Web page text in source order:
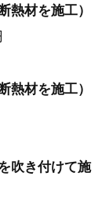
熱材を施工）
熱材を施工）
吹き付けて施